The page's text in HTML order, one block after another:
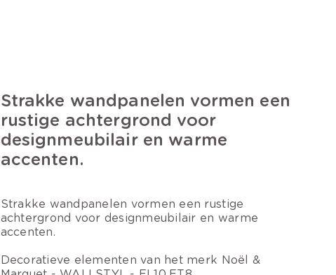
Strakke wandpanelen vormen een
rustige achtergrond voor
designmeubilair en warme
accenten.
Strakke wandpanelen vormen een rustige
achtergrond voor designmeubilair en warme
accenten.
Decoratieve elementen van het merk Noël &